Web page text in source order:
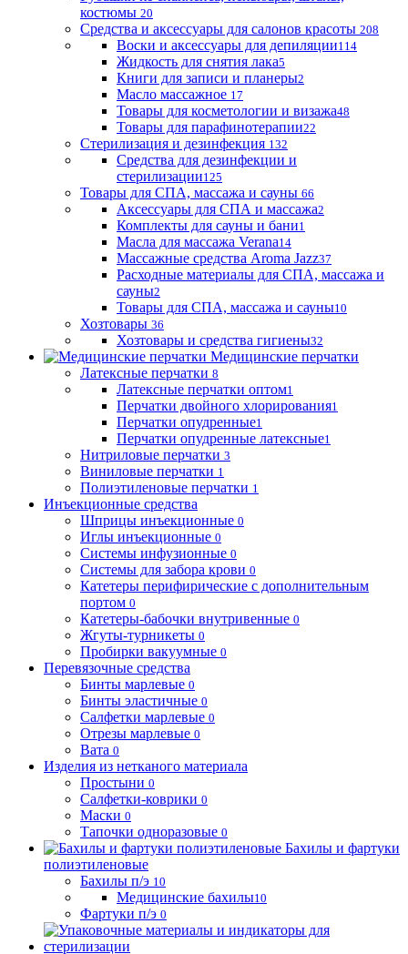
костюмы 20
Средства и аксессуары для салонов красоты 208
Воски и аксессуары для депиляции114
Жидкость для снятия лака5
Книги для записи и планеры2
Масло массажное 17
Товары для косметологии и визажа48
Товары для парафинотерапии22
Стерилизация и дезинфекция 132
Средства для дезинфекции и
стерилизации125
Товары для СПА, массажа и сауны 66
Аксессуары для СПА и массажа2
Комплекты для сауны и бани1
Масла для массажа Verana14
Массажные средства Aroma Jazz37
Расходные материалы для СПА, массажа и
сауны2
Товары для СПА, массажа и сауны10
Хозтовары 36
Хозтовары и средства гигиены32
Медицинские перчатки
Латексные перчатки 8
Латексные перчатки оптом1
Перчатки двойного хлорирования1
Перчатки опудренные1
Перчатки опудренные латексные1
Нитриловые перчатки 3
Виниловые перчатки 1
Полиэтиленовые перчатки 1
Инъекционные средства
Шприцы инъекционные 0
Иглы инъекционные 0
Системы инфузионные 0
Системы для забора крови 0
Катетеры перифирические с дополнительным
портом 0
Катетеры-бабочки внутривенные 0
Жгуты-турникеты 0
Пробирки вакуумные 0
Перевязочные средства
Бинты марлевые 0
Бинты эластичные 0
Салфетки марлевые 0
Отрезы марлевые 0
Вата 0
Изделия из нетканого материала
Простыни 0
Салфетки-коврики 0
Маски 0
Тапочки одноразовые 0
Бахилы и фартуки
полиэтиленовые
Бахилы п/э 10
Медицинские бахилы10
Фартуки п/э 0